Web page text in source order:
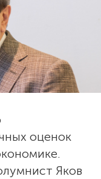
оценок
Яков